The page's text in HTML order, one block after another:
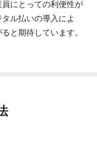
にとっての利便性が
ル払いの導入によ
と期待しています。